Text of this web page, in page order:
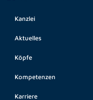
Kanzlei
Aktuelles
Köpfe
Kompetenzen
Karriere